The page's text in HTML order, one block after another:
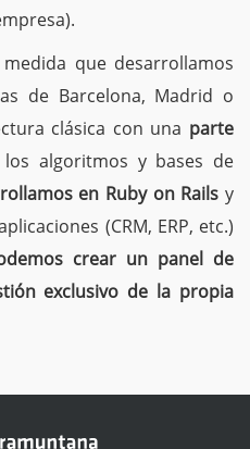
que desarrollamos
de Barcelona, Madrid o
clásica con una parte
algoritmos y bases de
en Ruby on Rails y
(CRM, ERP, etc.)
crear un panel de
exclusivo de la propia